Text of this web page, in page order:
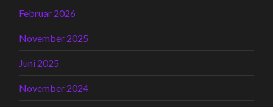
Februar 2026
November 2025
Juni 2025
November 2024